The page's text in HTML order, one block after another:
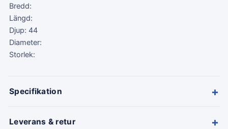
Bredd:
Längd:
Djup: 44
Diameter:
Storlek:
Specifikation +
Leverans & retur +